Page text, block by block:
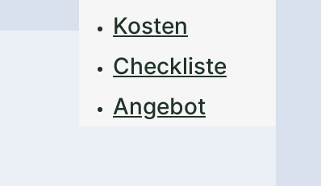
Kosten
Checkliste
Angebot